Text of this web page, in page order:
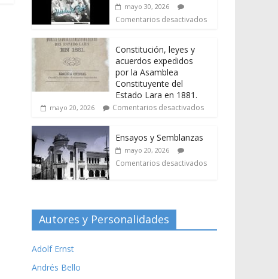
mayo 30, 2026
Comentarios desactivados
Constitución, leyes y
acuerdos expedidos
por la Asamblea
Constituyente del
Estado Lara en 1881.
mayo 20, 2026 Comentarios desactivados
Ensayos y Semblanzas
mayo 20, 2026
Comentarios desactivados
Autores y Personalidades
Adolf Ernst
Andrés Bello